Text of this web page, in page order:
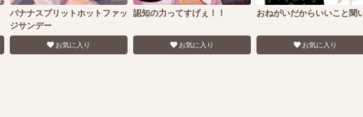
バナナスプリットホットファッ
ジサンデー
お気に入り
認知の力ってすげぇ！！
お気に入り
おねがいだからいいこと聞
お気に入り